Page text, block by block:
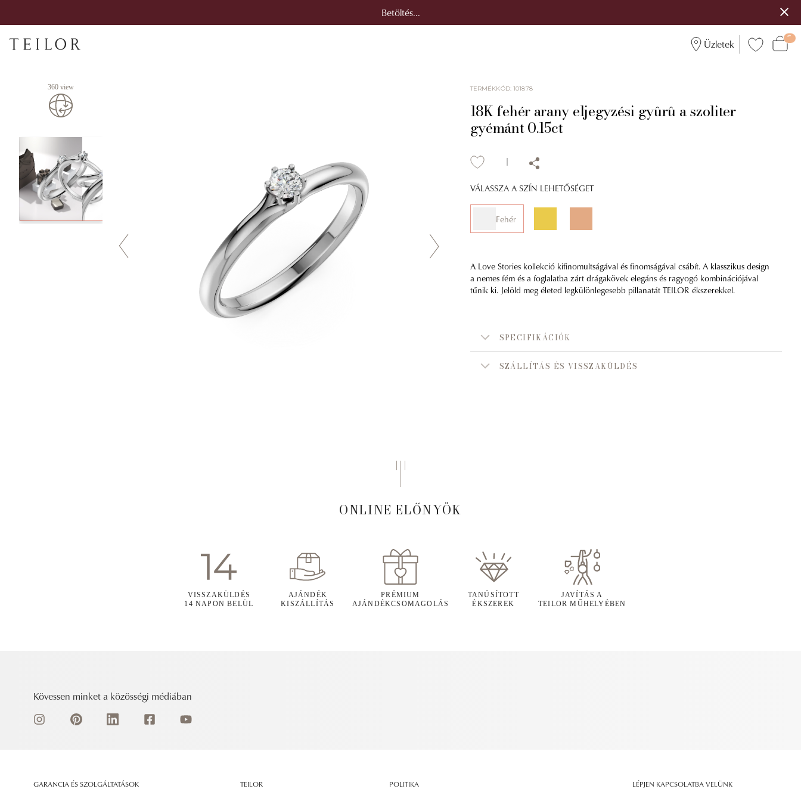
Betöltés...
Üzletek
360 view TERMÉKKÓD:101878
18K fehér arany eljegyzési gyûrû a szoliter
gyémánt 0.15ct
VÁLASSZA A SZÍN LEHETŐSÉGET
Fehér
A Love Stories kollekció kifinomultságával és finomságával csábít. A klasszikus design
a nemes fém és a foglalatba zárt drágakövek elegáns és ragyogó kombinációjával
tűnik ki. Jelöld meg életed legkülönlegesebb pillanatát TEILOR ékszerekkel.
SPECIFIKÁCIÓK
SZÁLLÍTÁS ÉS VISSZAKÜLDÉS
ONLINE ELŐNYÖK
VISSZAKÜLDÉS
14 NAPON BELÜL
AJÁNDÉK
KISZÁLLÍTÁS
PRÉMIUM
AJÁNDÉKCSOMAGOLÁS
TANÚSÍTOTT
ÉKSZEREK
JAVÍTÁS A
TEILOR MŰHELYÉBEN
Kövessen minket a közösségi médiában
GARANCIA ÉS SZOLGÁLTATÁSOK TEILOR POLITIKA LÉPJEN KAPCSOLATBA VELÜNK